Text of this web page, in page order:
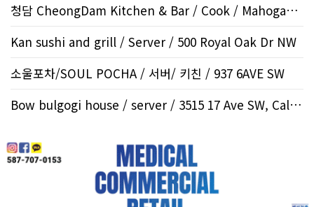
청담 CheongDam Kitchen & Bar / Cook / Mahogany SE
Kan sushi and grill / Server / 500 Royal Oak Dr NW
소울포차/SOUL POCHA / 서버/ 키친 / 937 6AVE SW
Bow bulgogi house / server / 3515 17 Ave SW, Calgar..